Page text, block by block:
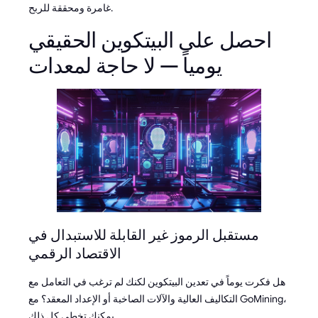
غامرة ومحققة للربح.
احصل على البيتكوين الحقيقي
يومياً — لا حاجة لمعدات
مستقبل الرموز غير القابلة للاستبدال في
الاقتصاد الرقمي
هل فكرت يوماً في تعدين البيتكوين لكنك لم ترغب في التعامل مع
التكاليف العالية والآلات الصاخبة أو الإعداد المعقد؟ مع GoMining،